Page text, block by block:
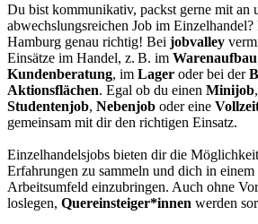
Du bist kommunikativ, packst gerne mit an
abwechslungsreichen Job im
Hamburg genau richtig! Bei jobvalley
Einsätze im Handel, z. B. im Warenaufbau
Kundenberatung, im Lager oder bei der
Aktionsflächen. Egal ob du einen Minijob
Studentenjob, Nebenjob oder eine
gemeinsam mit dir den richtigen Einsatz.
Einzelhandelsjobs bieten dir die
Erfahrungen zu sammeln und dich in einem
Arbeitsumfeld einzubringen. Auch ohne
loslegen, Quereinsteiger*innen werden